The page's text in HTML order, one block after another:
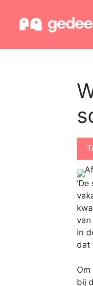
in
dat
bij